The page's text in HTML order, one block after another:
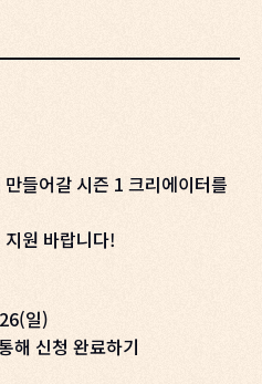
들어갈 시즌 1 크리에이터를
원 바랍니다!
일)
해 신청 완료하기